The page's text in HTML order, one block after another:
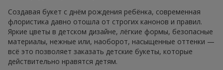
Создавая букет с днём рождения ребёнка, современная
флористика давно отошла от строгих канонов и правил.
Яркие цветы в детском дизайне, лёгкие формы, безопасные
материалы, нежные или, наоборот, насыщенные оттенки —
всё это позволяет заказать детские букеты, которые
действительно нравятся детям.